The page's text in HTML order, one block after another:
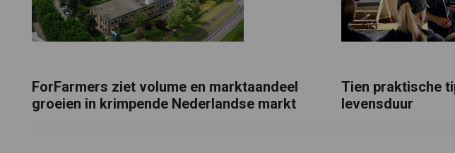
ForFarmers ziet volume en marktaandeel
groeien in krimpende Nederlandse markt
Tien praktische
levensduur